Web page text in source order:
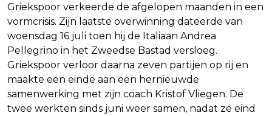
Griekspoor verkeerde de afgelopen maanden in een
vormcrisis. Zijn laatste overwinning dateerde van
woensdag 16 juli toen hij de Italiaan Andrea
Pellegrino in het Zweedse Bastad versloeg.
Griekspoor verloor daarna zeven partijen op rij en
maakte een einde aan een hernieuwde
samenwerking met zijn coach Kristof Vliegen. De
twee werkten sinds juni weer samen, nadat ze eind